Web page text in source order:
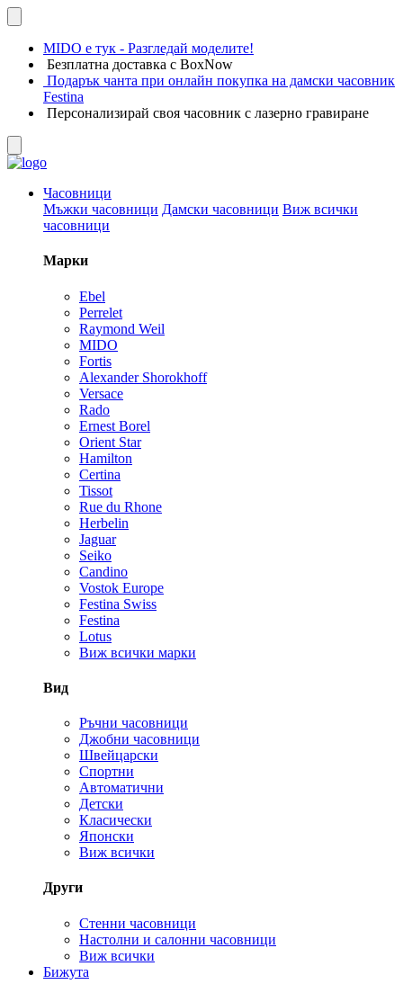
MIDO е тук - Разгледай моделите!
Безплатна доставка с BoxNow
Подарък чанта при онлайн покупка на дамски часовник
Festina
Персонализирай своя часовник с лазерно гравиране
Часовници
Мъжки часовници Дамски часовници Виж всички
часовници
Марки
Ebel
Perrelet
Raymond Weil
MIDO
Fortis
Alexander Shorokhoff
Versace
Rado
Ernest Borel
Orient Star
Hamilton
Certina
Tissot
Rue du Rhone
Herbelin
Jaguar
Seiko
Candino
Vostok Europe
Festina Swiss
Festina
Lotus
Виж всички марки
Вид
Ръчни часовници
Джобни часовници
Швейцарски
Спортни
Автоматични
Детски
Класически
Японски
Виж всички
Други
Стенни часовници
Настолни и салонни часовници
Виж всички
Бижута